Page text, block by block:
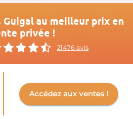
au meilleur prix en
privée !
21476 avis
Accédez aux ventes !